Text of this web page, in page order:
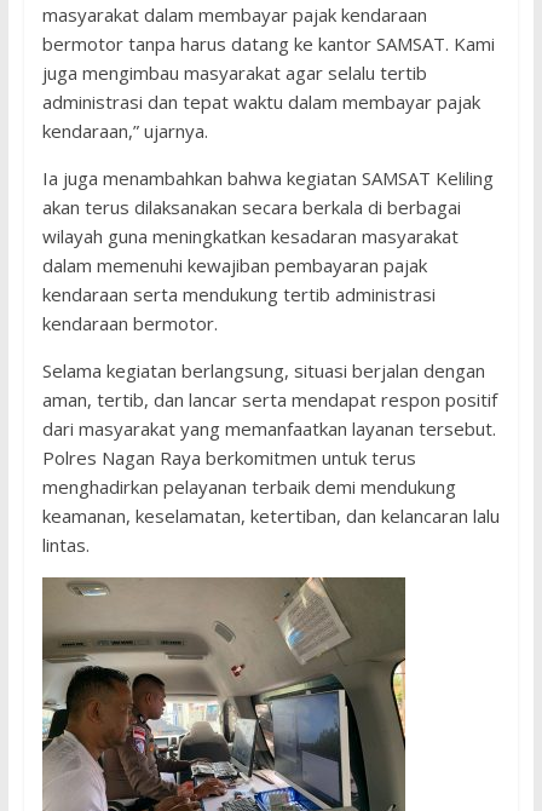
masyarakat dalam membayar pajak kendaraan
bermotor tanpa harus datang ke kantor SAMSAT. Kami
juga mengimbau masyarakat agar selalu tertib
administrasi dan tepat waktu dalam membayar pajak
kendaraan,” ujarnya.
Ia juga menambahkan bahwa kegiatan SAMSAT Keliling
akan terus dilaksanakan secara berkala di berbagai
wilayah guna meningkatkan kesadaran masyarakat
dalam memenuhi kewajiban pembayaran pajak
kendaraan serta mendukung tertib administrasi
kendaraan bermotor.
Selama kegiatan berlangsung, situasi berjalan dengan
aman, tertib, dan lancar serta mendapat respon positif
dari masyarakat yang memanfaatkan layanan tersebut.
Polres Nagan Raya berkomitmen untuk terus
menghadirkan pelayanan terbaik demi mendukung
keamanan, keselamatan, ketertiban, dan kelancaran lalu
lintas.